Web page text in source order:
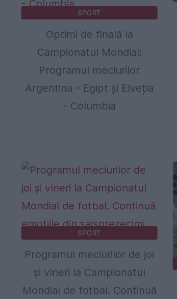
SPORT
Optimi de finală la
Campionatul Mondial:
Programul meciurilor
Argentina - Egipt și Elveția
- Columbia
SPORT
Programul meciurilor de joi
și vineri la Campionatul
Mondial de fotbal. Continuă